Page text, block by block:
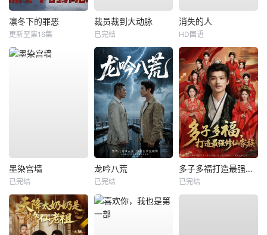
凛冬下的罪恶
更新至第16集
裁员裁到大动脉
已完结
消失的人
HD国语
墨染宫墙
已完结
龙吟八荒
已完结
多子多福打造最强修仙家族
已完结